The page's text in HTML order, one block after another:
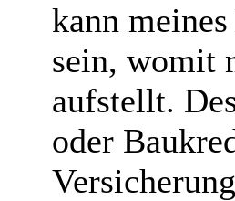
kann
sein, womit
aufstellt.
oder